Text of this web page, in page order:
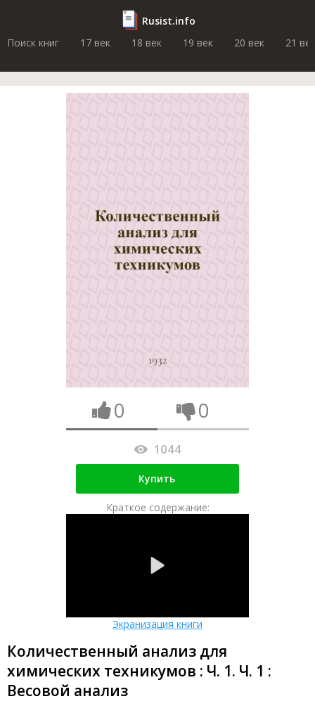
Rusist.info
Поиск книг
17 век 18 век 19 век 20 век 21 век
0 0
1044
Купить
Краткое содержание:
Экранизация книги
Количественный анализ для
химических техникумов : Ч. 1. Ч. 1 :
Весовой анализ